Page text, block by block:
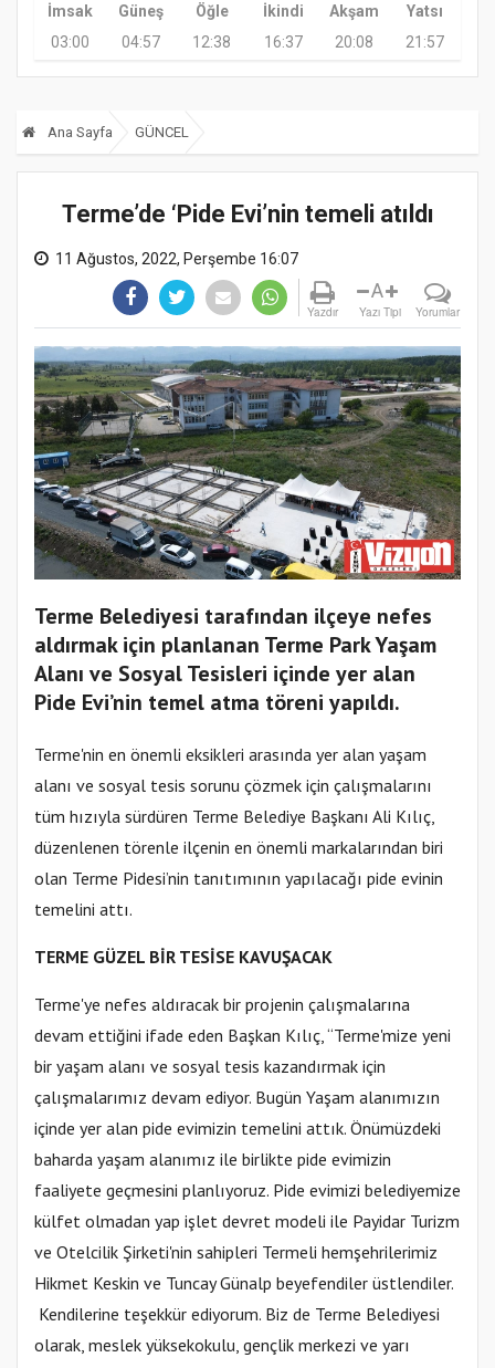
İmsak Güneş Öğle İkindi Akşam
Yatsı
03:00
04:57 12:38 16:37 20:08 21:57
Ana Sayfa GÜNCEL
Terme’de ‘Pide Evi’nin temeli atıldı
11 Ağustos, 2022, Perşembe 16:07
Yazdır
A
Yazı Tipi Yorumlar
Terme Belediyesi tarafından ilçeye nefes
aldırmak için planlanan Terme Park Yaşam
Alanı ve Sosyal Tesisleri içinde yer alan
Pide Evi’nin temel atma töreni yapıldı.
Terme'nin en önemli eksikleri arasında yer alan yaşam
alanı ve sosyal tesis sorunu çözmek için çalışmalarını
tüm hızıyla sürdüren Terme Belediye Başkanı Ali Kılıç,
düzenlenen törenle ilçenin en önemli markalarından biri
olan Terme Pidesi’nin tanıtımının yapılacağı pide evinin
temelini attı.
TERME GÜZEL BİR TESİSE KAVUŞACAK
Terme'ye nefes aldıracak bir projenin çalışmalarına
devam ettiğini ifade eden Başkan Kılıç, “Terme'mize yeni
bir yaşam alanı ve sosyal tesis kazandırmak için
çalışmalarımız devam ediyor. Bugün Yaşam alanımızın
içinde yer alan pide evimizin temelini attık. Önümüzdeki
baharda yaşam alanımız ile birlikte pide evimizin
faaliyete geçmesini planlıyoruz. Pide evimizi belediyemize
külfet olmadan yap işlet devret modeli ile Payidar Turizm
ve Otelcilik Şirketi'nin sahipleri Termeli hemşehrilerimiz
Hikmet Keskin ve Tuncay Günalp beyefendiler üstlendiler.
Kendilerine teşekkür ediyorum. Biz de Terme Belediyesi
olarak, meslek yüksekokulu, gençlik merkezi ve yarı